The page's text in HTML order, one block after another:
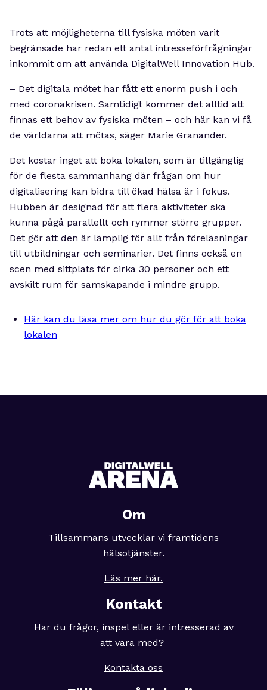
Trots att möjligheterna till fysiska möten varit
begränsade har redan ett antal intresseförfrågningar
inkommit om att använda DigitalWell Innovation Hub.
– Det digitala mötet har fått ett enorm push i och
med coronakrisen. Samtidigt kommer det alltid att
finnas ett behov av fysiska möten – och här kan vi få
de världarna att mötas, säger Marie Granander.
Det kostar inget att boka lokalen, som är tillgänglig
för de flesta sammanhang där frågan om hur
digitalisering kan bidra till ökad hälsa är i fokus.
Hubben är designad för att flera aktiviteter ska
kunna pågå parallellt och rymmer större grupper.
Det gör att den är lämplig för allt från föreläsningar
till utbildningar och seminarier. Det finns också en
scen med sittplats för cirka 30 personer och ett
avskilt rum för samskapande i mindre grupp.
Här kan du läsa mer om hur du gör för att boka
lokalen
Om
Tillsammans utvecklar vi framtidens
hälsotjänster.
Läs mer här.
Kontakt
Har du frågor, inspel eller är intresserad av
att vara med?
Kontakta oss